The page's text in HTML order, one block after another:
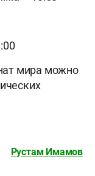
мира можно
Рустам Имамов